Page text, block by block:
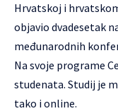
Hrvatskoj i
objavio dvadesetak
međunarodnih
Na svoje programe
studenata. Studij je
tako i online.